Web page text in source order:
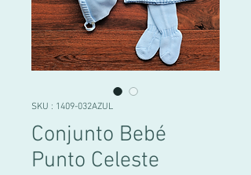
SKU : 1409-032AZUL
Conjunto Bebé
Punto Celeste